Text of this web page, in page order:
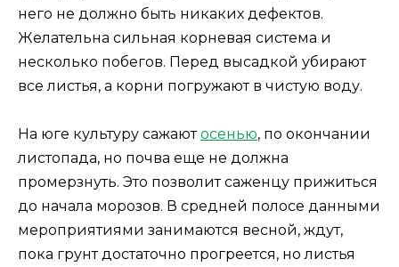
него не должно быть никаких дефектов.
Желательна сильная корневая система и
несколько побегов. Перед высадкой убирают
все листья, а корни погружают в чистую воду.
На юге культуру сажаютосенью, по окончании
листопада, но почва еще не должна
промерзнуть. Это позволит саженцу прижиться
до начала морозов. В средней полосе данными
мероприятиями занимаются весной, ждут,
пока грунт достаточно прогреется, но листья